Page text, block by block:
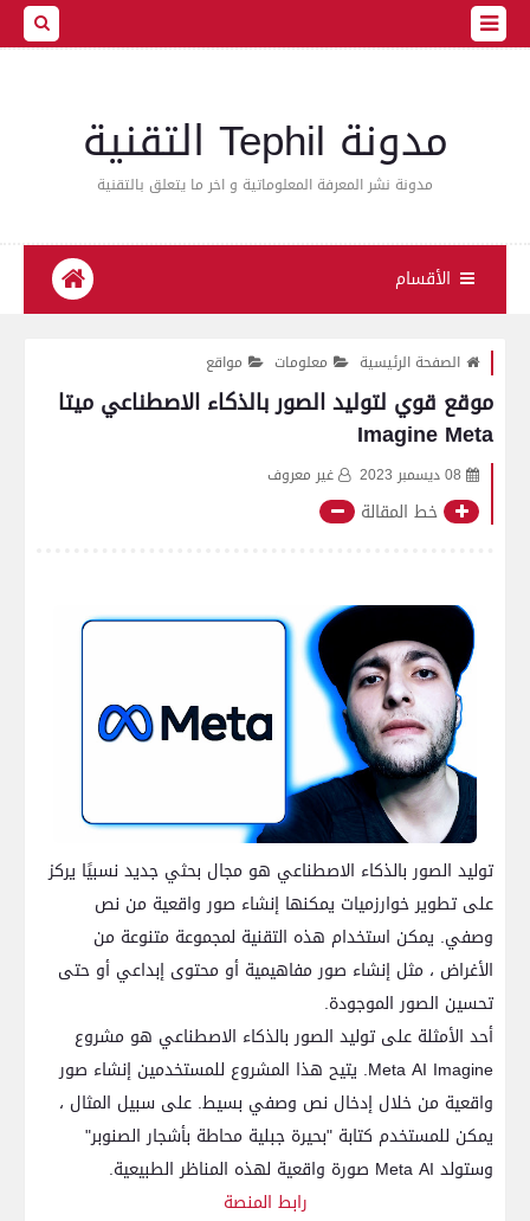
مدونة Tephil التقنية
مدونة نشر المعرفة المعلوماتية و اخر ما يتعلق بالتقنية
الأقسام
الصفحة الرئيسية معلومات مواقع
موقع قوي لتوليد الصور بالذكاء الاصطناعي ميتا
Imagine Meta
08 ديسمبر 2023 غير معروف
خط المقالة
توليد الصور بالذكاء الاصطناعي هو مجال بحثي جديد نسبيًا يركز
على تطوير خوارزميات يمكنها إنشاء صور واقعية من نص
وصفي. يمكن استخدام هذه التقنية لمجموعة متنوعة من
الأغراض ، مثل إنشاء صور مفاهيمية أو محتوى إبداعي أو حتى
تحسين الصور الموجودة.
أحد الأمثلة على توليد الصور بالذكاء الاصطناعي هو مشروع
Meta AI Imagine. يتيح هذا المشروع للمستخدمين إنشاء صور
واقعية من خلال إدخال نص وصفي بسيط. على سبيل المثال ،
يمكن للمستخدم كتابة "بحيرة جبلية محاطة بأشجار الصنوبر"
وستولد Meta AI صورة واقعية لهذه المناظر الطبيعية.
رابط المنصة